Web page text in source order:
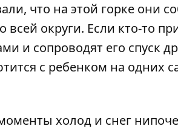
что на этой горке они
всей округи. Если кто-то
и сопроводят его спуск
с ребенком на одних
холод и снег